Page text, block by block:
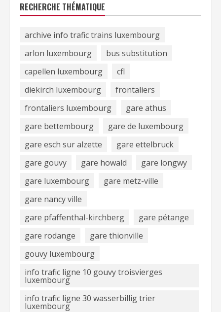
RECHERCHE THÉMATIQUE
archive info trafic trains luxembourg
arlon luxembourg
bus substitution
capellen luxembourg
cfl
diekirch luxembourg
frontaliers
frontaliers luxembourg
gare athus
gare bettembourg
gare de luxembourg
gare esch sur alzette
gare ettelbruck
gare gouvy
gare howald
gare longwy
gare luxembourg
gare metz-ville
gare nancy ville
gare pfaffenthal-kirchberg
gare pétange
gare rodange
gare thionville
gouvy luxembourg
info trafic ligne 10 gouvy troisvierges
luxembourg
info trafic ligne 30 wasserbillig trier
luxembourg